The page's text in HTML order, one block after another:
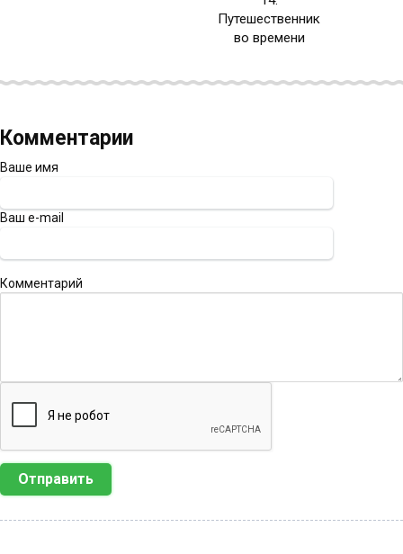
Путешественник
во времени
Комментарии
Ваше имя
Ваш e-mail
Комментарий
Отправить